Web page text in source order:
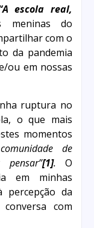
escola real,
do
com o
da pandemia
ou em nossas
ruptura no
o que mais
momentos
de
[1].O
em minhas
da
com